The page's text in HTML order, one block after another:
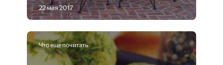
22 мая 2017
Что еще почитать